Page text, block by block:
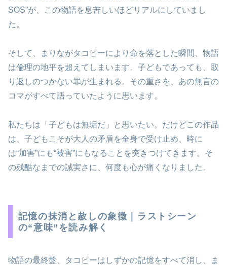
SOS”が、この物語を息苦しいほどリアルにしていまし
た。
そして、まりながタコピーにより命を落とした瞬間、物語
は倫理の地平を超えてしまいます。子どもであっても、取
り返しのつかない罪が生まれる。その重さを、あの無言の
コマがすべて語っていたように思います。
私たちは「子どもは無垢だ」と思いたい。だけどこの作品
は、子どもこそが大人の矛盾を全身で受け止め、時に
は“加害”にも“被害”にもなることを突きつけてきます。そ
の残酷なまでの誠実さに、何度も心が痛くなりました。
記憶の抹消と赦しの象徴｜ラストシーン
の“意味”を読み解く
物語の最終盤、タコピーはしずかの記憶をすべて消し、ま